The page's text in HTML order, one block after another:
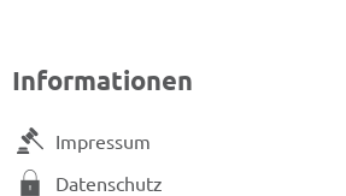
Informationen
Impressum
Datenschutz